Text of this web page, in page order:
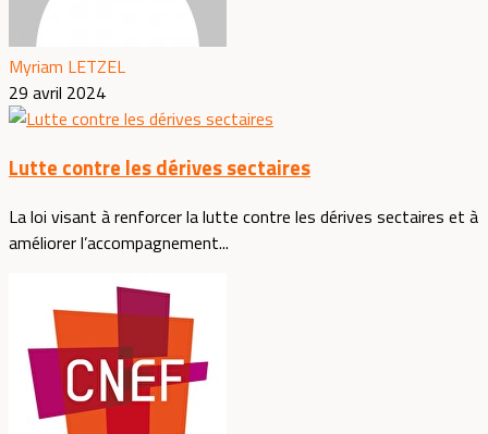
Myriam LETZEL
29 avril 2024
Lutte contre les dérives sectaires
La loi visant à renforcer la lutte contre les dérives sectaires et à
améliorer l’accompagnement...